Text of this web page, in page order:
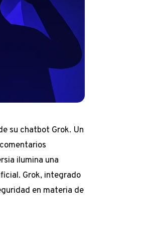
su chatbot Grok. Un
ilumina una
Grok, integrado
en materia de